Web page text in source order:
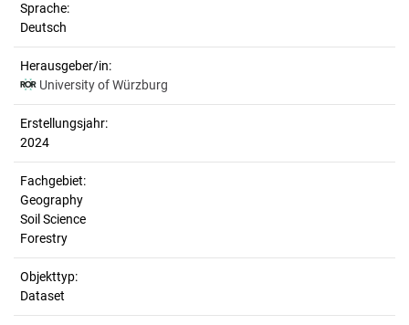
Sprache:
Deutsch
Herausgeber/in:
University of Würzburg
Erstellungsjahr:
2024
Fachgebiet:
Geography
Soil Science
Forestry
Objekttyp:
Dataset